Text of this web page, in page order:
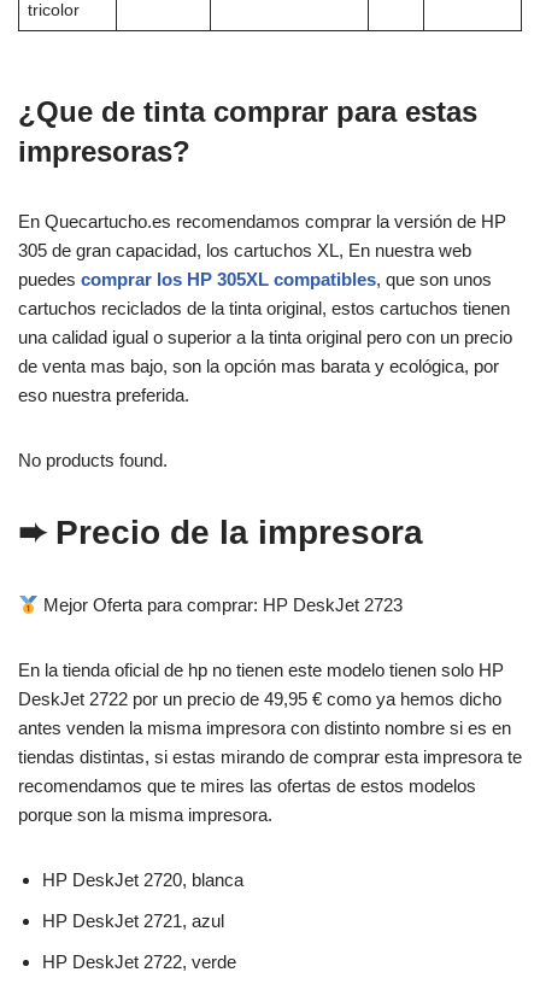
tricolor
¿Que de tinta comprar para estas
impresoras?
En Quecartucho.es recomendamos comprar la versión de HP
305 de gran capacidad, los cartuchos XL, En nuestra web
puedes comprar los HP 305XL compatibles, que son unos
cartuchos reciclados de la tinta original, estos cartuchos tienen
una calidad igual o superior a la tinta original pero con un precio
de venta mas bajo, son la opción mas barata y ecológica, por
eso nuestra preferida.
No products found.
➨ Precio de la impresora
Mejor Oferta para comprar: HP DeskJet 2723
En la tienda oficial de hp no tienen este modelo tienen solo HP
DeskJet 2722 por un precio de 49,95 € como ya hemos dicho
antes venden la misma impresora con distinto nombre si es en
tiendas distintas, si estas mirando de comprar esta impresora te
recomendamos que te mires las ofertas de estos modelos
porque son la misma impresora.
HP DeskJet 2720, blanca
HP DeskJet 2721, azul
HP DeskJet 2722, verde